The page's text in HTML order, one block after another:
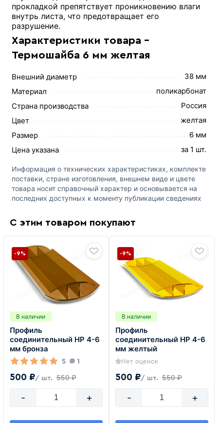
прокладкой препятствует проникновению влаги
внутрь листа, что предотвращает его
разрушение.
Характеристики товара -
Термошайба 6 мм желтая
Внешний диаметр
38 мм
Материал
поликарбонат
Страна производства
Россия
Цвет
желтая
Размер
6 мм
Цена указана
за 1 шт.
Информация о технических характеристиках, комплекте
поставки, стране изготовления, внешнем виде и цвете
товара носит справочный характер и основывается на
последних доступных к моменту публикации сведениях
С этим товаром покупают
В наличии
Профиль
соединительный HP 4-6
мм бронза
5 1
500 ₽/ шт. 550 ₽
-9%
- +
В наличии
Профиль
соединительный HP 4-6
мм желтый
Нет оценок
500 ₽/ шт. 550 ₽
-9%
- +